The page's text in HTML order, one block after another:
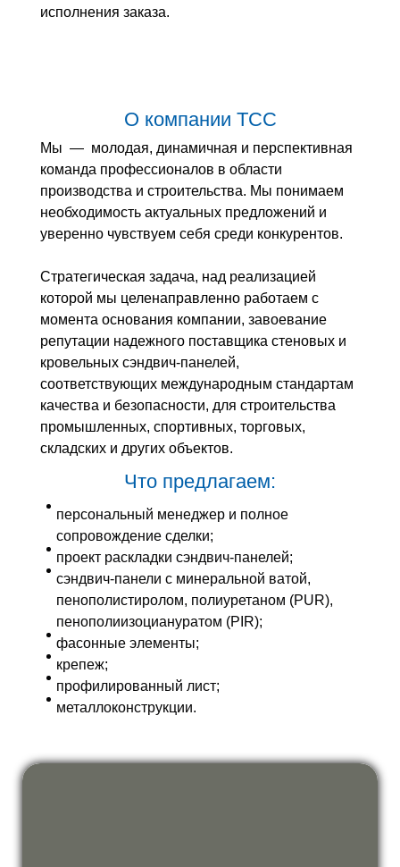
исполнения заказа.
О компании ТСС
Мы — молодая, динамичная и перспективная
команда профессионалов в области
производства и строительства. Мы понимаем
необходимость актуальных предложений и
уверенно чувствуем себя среди конкурентов.
Стратегическая задача, над реализацией
которой мы целенаправленно работаем с
момента основания компании, завоевание
репутации надежного поставщика стеновых и
кровельных сэндвич-панелей,
соответствующих международным стандартам
качества и безопасности, для строительства
промышленных, спортивных, торговых,
складских и других объектов.
Что предлагаем:
персональный менеджер и полное
сопровождение сделки;
проект раскладки сэндвич-панелей;
сэндвич-панели с минеральной ватой,
пенополистиролом, полиуретаном (PUR),
пенополиизоциануратом (PIR);
фасонные элементы;
крепеж;
профилированный лист;
металлоконструкции.